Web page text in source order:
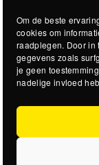
Om de beste
cookies om
raadplegen. Door in
gegevens zoals
je geen
nadelige invloed